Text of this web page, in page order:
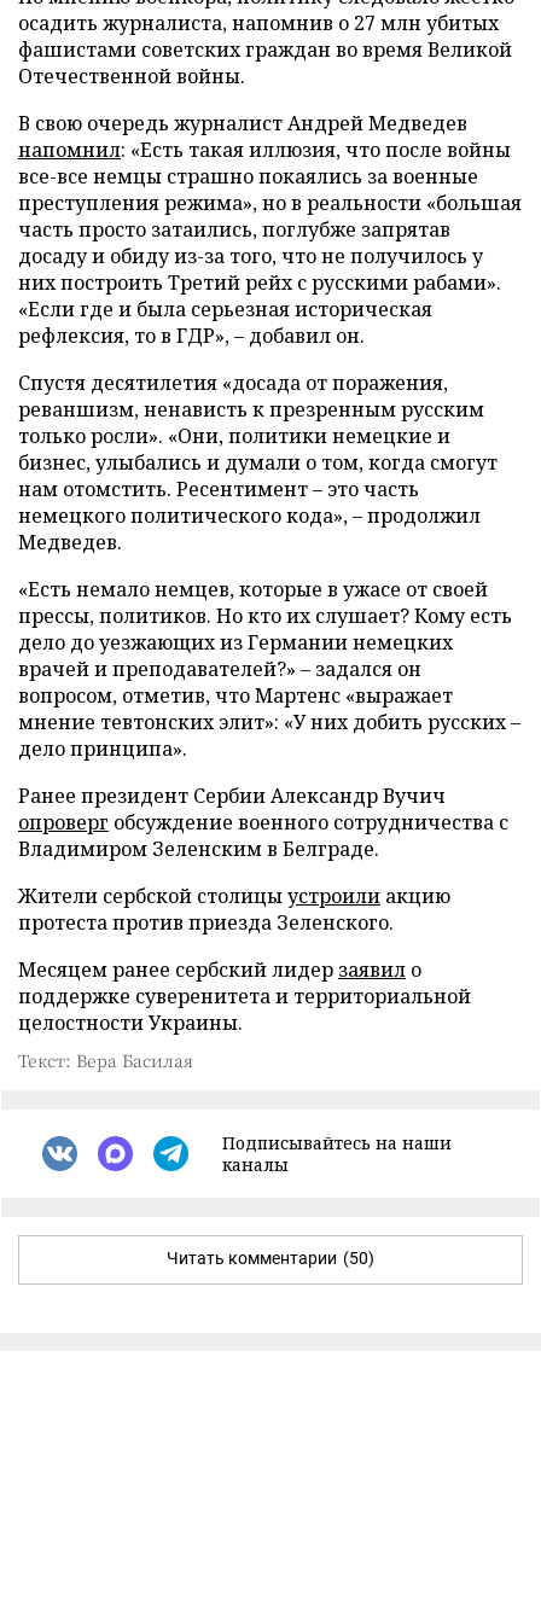
осадить журналиста, напомнив о 27 млн убитых
фашистами советских граждан во время Великой
Отечественной войны.
В свою очередь журналист Андрей Медведев
напомнил: «Есть такая иллюзия, что после войны
все-все немцы страшно покаялись за военные
преступления режима», но в реальности «большая
часть просто затаились, поглубже запрятав
досаду и обиду из-за того, что не получилось у
них построить Третий рейх с русскими рабами».
«Если где и была серьезная историческая
рефлексия, то в ГДР», – добавил он.
Спустя десятилетия «досада от поражения,
реваншизм, ненависть к презренным русским
только росли». «Они, политики немецкие и
бизнес, улыбались и думали о том, когда смогут
нам отомстить. Ресентимент – это часть
немецкого политического кода», – продолжил
Медведев.
«Есть немало немцев, которые в ужасе от своей
прессы, политиков. Но кто их слушает? Кому есть
дело до уезжающих из Германии немецких
врачей и преподавателей?» – задался он
вопросом, отметив, что Мартенс «выражает
мнение тевтонских элит»: «У них добить русских –
дело принципа».
Ранее президент Сербии Александр Вучич
опроверг обсуждение военного сотрудничества с
Владимиром Зеленским в Белграде.
Жители сербской столицыустроили акцию
протеста против приезда Зеленского.
Месяцем ранее сербский лидер заявил о
поддержке суверенитета и территориальной
целостности Украины.
Текст: Вера Басилая
Подписывайтесь на наши
каналы
Читать комментарии (50)